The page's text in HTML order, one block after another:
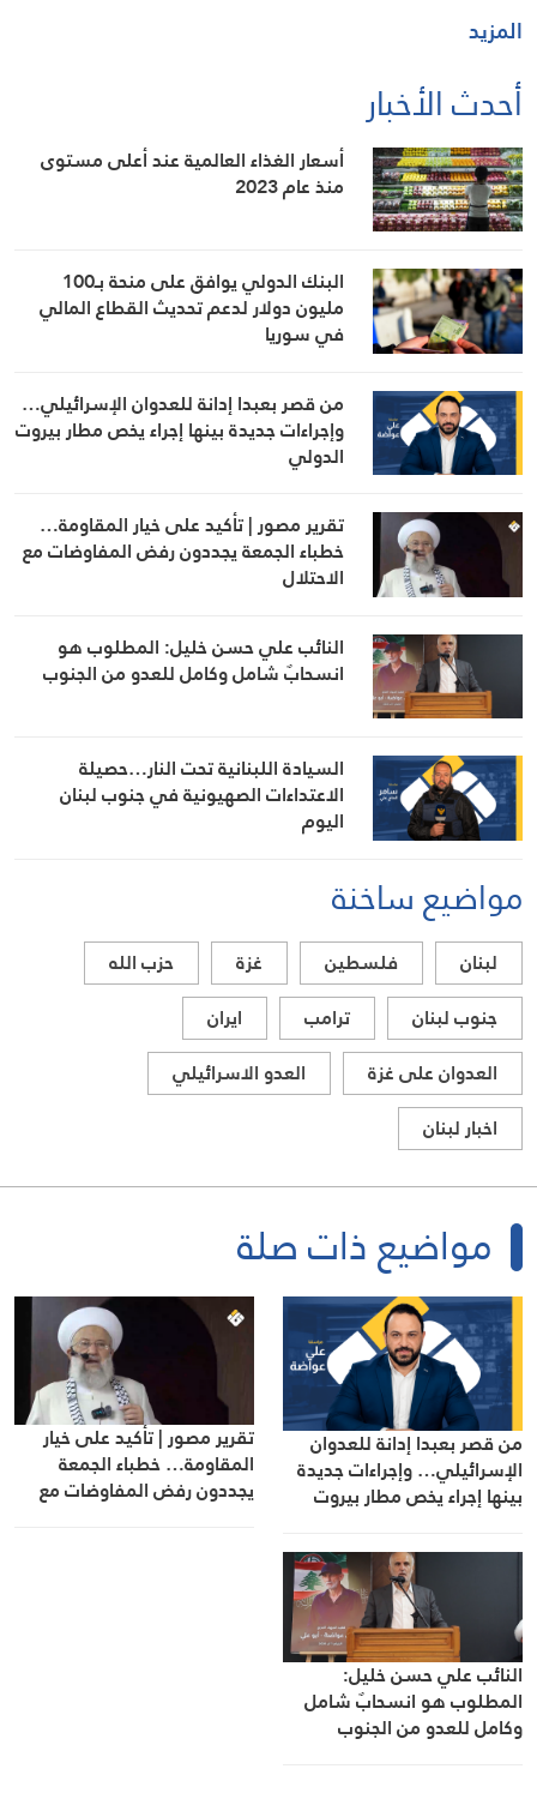
المزيد
أحدث الأخبار
أسعار الغذاء العالمية عند أعلى مستوى
منذ عام 2023
البنك الدولي يوافق على منحة بـ100
مليون دولار لدعم تحديث القطاع المالي
في سوريا
من قصر بعبدا إدانة للعدوان الإسرائيلي…
وإجراءات جديدة بينها إجراء يخص مطار بيروت
الدولي
تقرير مصور | تأكيد على خيار المقاومة…
خطباء الجمعة يجددون رفض المفاوضات مع
الاحتلال
النائب علي حسن خليل: المطلوب هو
انسحابٌ شامل وكامل للعدو من الجنوب
السيادة اللبنانية تحت النار…حصيلة
الاعتداءات الصهيونية في جنوب لبنان
اليوم
مواضيع ساخنة
لبنان فلسطين غزة
حزب الله
جنوب لبنان
ترامب
ايران
العدوان على غزة
العدو الاسرائيلي
اخبار لبنان
مواضيع ذات صلة
من قصر بعبدا إدانة للعدوان
الإسرائيلي… وإجراءات جديدة
بينها إجراء يخص مطار بيروت
تقرير مصور | تأكيد على خيار
المقاومة… خطباء الجمعة
يجددون رفض المفاوضات مع
النائب علي حسن خليل:
المطلوب هو انسحابٌ شامل
وكامل للعدو من الجنوب